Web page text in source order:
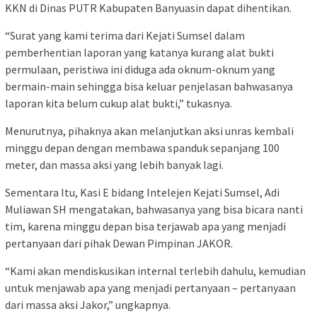
KKN di Dinas PUTR Kabupaten Banyuasin dapat dihentikan.
“Surat yang kami terima dari Kejati Sumsel dalam
pemberhentian laporan yang katanya kurang alat bukti
permulaan, peristiwa ini diduga ada oknum-oknum yang
bermain-main sehingga bisa keluar penjelasan bahwasanya
laporan kita belum cukup alat bukti,” tukasnya.
Menurutnya, pihaknya akan melanjutkan aksi unras kembali
minggu depan dengan membawa spanduk sepanjang 100
meter, dan massa aksi yang lebih banyak lagi.
Sementara Itu, Kasi E bidang Intelejen Kejati Sumsel, Adi
Muliawan SH mengatakan, bahwasanya yang bisa bicara nanti
tim, karena minggu depan bisa terjawab apa yang menjadi
pertanyaan dari pihak Dewan Pimpinan JAKOR.
“Kami akan mendiskusikan internal terlebih dahulu, kemudian
untuk menjawab apa yang menjadi pertanyaan – pertanyaan
dari massa aksi Jakor,” ungkapnya.